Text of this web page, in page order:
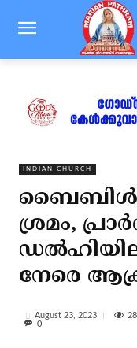
INDIAN CHURCH
ബൈബിള്‍
ശ്രമം,
നേരെ
August 23, 2023
0